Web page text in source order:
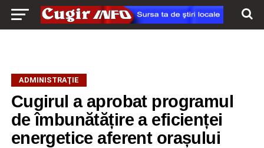
ADMINISTRAŢIE
Cugirul a aprobat programul
de îmbunătățire a eficienței
energetice aferent orașului